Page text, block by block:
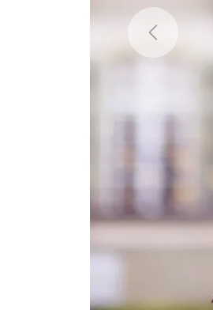
Previous